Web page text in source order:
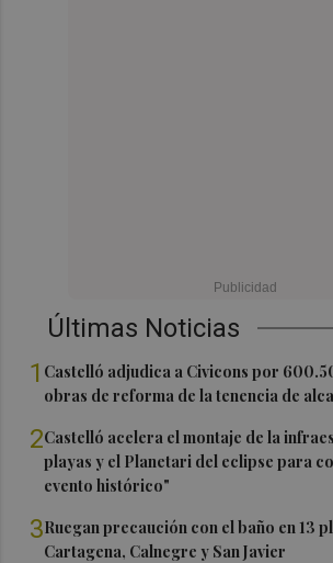
Últimas Noticias
1 Castelló adjudica a Civicons por
obras de reforma de la tenencia de
2Castelló acelera el montaje de la
playas y el Planetari del eclipse para
evento histórico"
3Ruegan precaución con el baño en 13
Cartagena, Calnegre y San Javier